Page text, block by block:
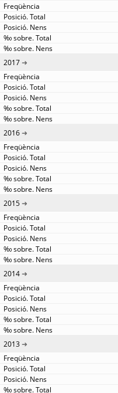
2017
2016
2015
2014
2013